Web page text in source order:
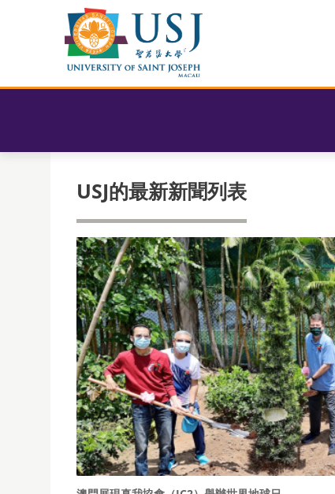
USJ的最新新聞列表